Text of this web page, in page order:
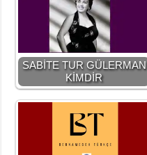
SABİTE TUR GÜLERMAN
KİMDİR